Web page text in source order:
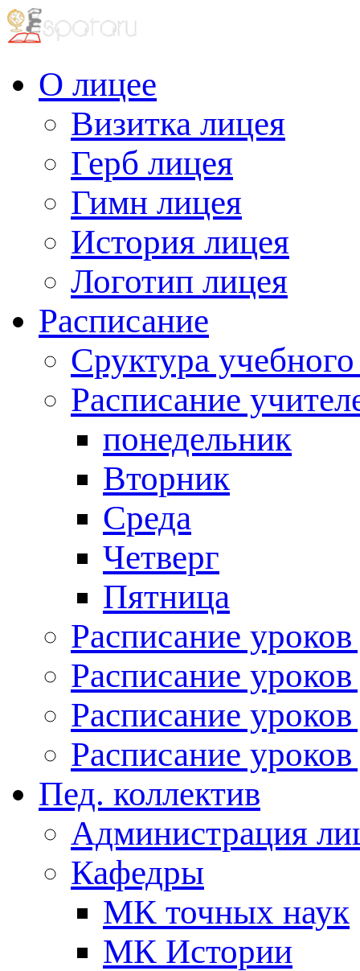
О лицее
Визитка лицея
Герб лицея
Гимн лицея
История лицея
Логотип лицея
Расписание
Сруктура
Расписание
понедельник
Вторник
Среда
Четверг
Пятница
Расписание
Расписание
Расписание
Расписание
Пед. коллектив
Администрация
Кафедры
МК точных наук
МК Истории